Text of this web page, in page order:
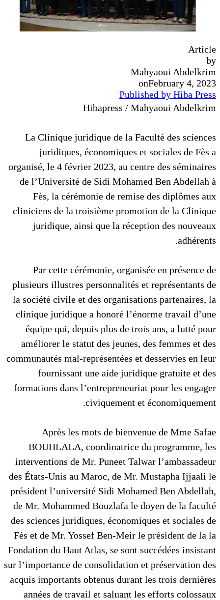
Article
by
Mahyaoui Abdelkrim
onFebruary 4, 2023
Published by Hiba Press
Hibapress / Mahyaoui Abdelkrim
La Clinique juridique de la Faculté des sciences
juridiques, économiques et sociales de Fès a
organisé, le 4 février 2023, au centre des séminaires
de l’Université de Sidi Mohamed Ben Abdellah à
Fès, la cérémonie de remise des diplômes aux
cliniciens de la troisième promotion de la Clinique
juridique, ainsi que la réception des nouveaux
adhérents.
Par cette cérémonie, organisée en présence de
plusieurs illustres personnalités et représentants de
la société civile et des organisations partenaires, la
clinique juridique a honoré l’énorme travail d’une
équipe qui, depuis plus de trois ans, a lutté pour
améliorer le statut des jeunes, des femmes et des
communautés mal-représentées et desservies en leur
fournissant une aide juridique gratuite et des
formations dans l’entrepreneuriat pour les engager
civiquement et économiquement.
Après les mots de bienvenue de Mme Safae
BOUHLALA, coordinatrice du programme, les
interventions de Mr. Puneet Talwar l’ambassadeur
des États-Unis au Maroc, de Mr. Mustapha Ijjaali le
président l’université Sidi Mohamed Ben Abdellah,
de Mr. Mohammed Bouzlafa le doyen de la faculté
des sciences juridiques, économiques et sociales de
Fès et de Mr. Yossef Ben-Meir le président de la la
Fondation du Haut Atlas, se sont succédées insistant
sur l’importance de consolidation et préservation des
acquis importants obtenus durant les trois dernières
années de travail et saluant les efforts colossaux